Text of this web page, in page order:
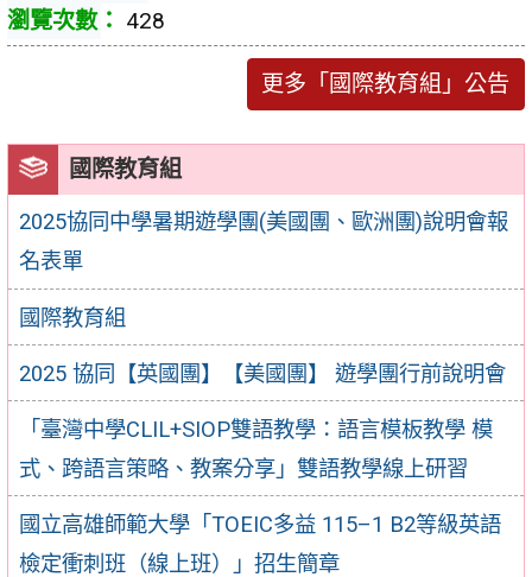
國際教育組
2025協同中學暑期遊學團(美國團、歐洲團)說明會報
名表單
國際教育組
2025 協同【英國團】【美國團】 遊學團行前說明會
「臺灣中學CLIL+SIOP雙語教學：語言模板教學 模
式、跨語言策略、教案分享」雙語教學線上研習
國立高雄師範大學「TOEIC多益 115–1 B2等級英語
檢定衝刺班（線上班）」招生簡章
428
更多「國際教育組」公告